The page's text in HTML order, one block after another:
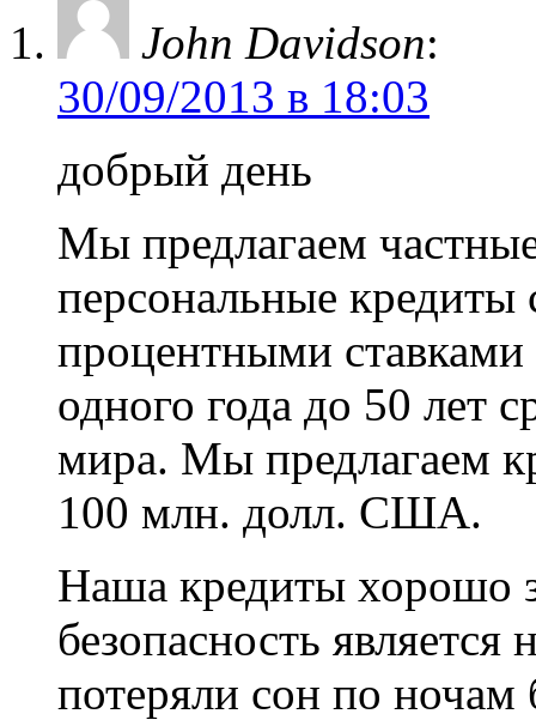
John Davidson:
30/09/2013 в 18:03
добрый день
Мы предлагаем
персональные
процентными ставками
одного года до 50 лет
мира. Мы предлагаем
100 млн. долл. США.
Наша кредиты хорошо
безопасность
потеряли сон по ночам